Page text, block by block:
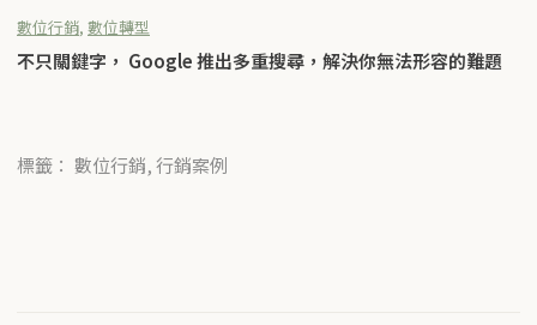
數位行銷, 數位轉型
不只關鍵字， Google 推出多重搜尋，解決你無法形容的難題
標籤： 數位行銷, 行銷案例